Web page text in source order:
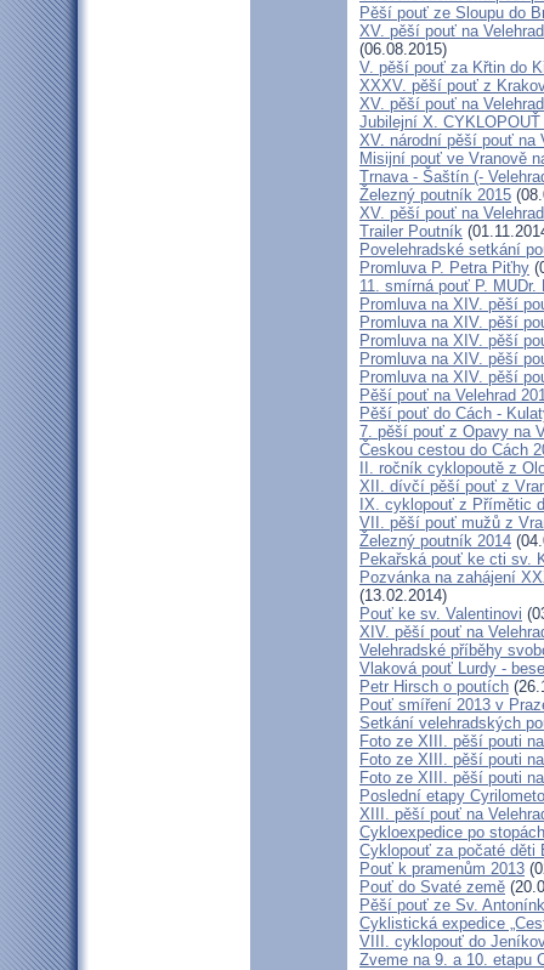
Pěší pouť ze Sloupu do
XV. pěší pouť na
(06.08.2015)
V. pěší pouť za Křtin do
XXXV. pěší pouť z
XV. pěší pouť na
Jubilejní X.
XV. národní pěší pouť na
Misijní pouť ve Vranově
Trnava - Šaštín (-
Železný poutník 2015
XV. pěší pouť na
Trailer Poutník
Povelehradské setkání
Promluva P. Petra Piťhy
11. smírná pouť P.
Promluva na XIV. pěší
Promluva na XIV. pěší
Promluva na XIV. pěší
Promluva na XIV. pěší
Promluva na XIV. pěší
Pěší pouť na Velehrad
Pěší pouť do Cách -
7. pěší pouť z Opavy na
Českou cestou do Cách
II. ročník cyklopoutě z
XII. dívčí pěší pouť z
IX. cyklopouť z Přímětic
VII. pěší pouť mužů z
Železný poutník 2014
Pekařská pouť ke cti sv.
Pozvánka na zahájení
(13.02.2014)
Pouť ke sv. Valentinovi
XIV. pěší pouť na
Velehradské příběhy
Vlaková pouť Lurdy -
Petr Hirsch o poutích
Pouť smíření 2013 v
Setkání velehradských
Foto ze XIII. pěší pouti
Foto ze XIII. pěší pouti
Foto ze XIII. pěší pouti
Poslední etapy
XIII. pěší pouť na
Cykloexpedice po
Cyklopouť za počaté děti
Pouť k pramenům 2013
Pouť do Svaté země
Pěší pouť ze Sv.
Cyklistická expedice
VIII. cyklopouť do
Zveme na 9. a 10. etapu